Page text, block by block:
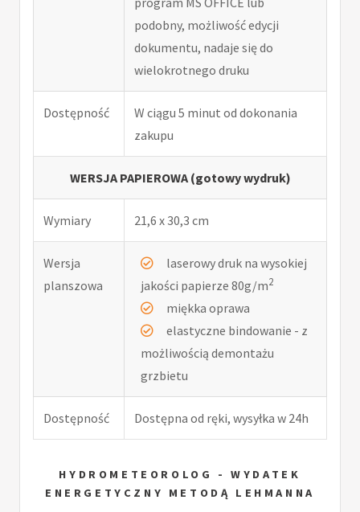
podobny, możliwość edycji
dokumentu, nadaje się do
wielokrotnego druku
Dostępność
W ciągu 5 minut od dokonania
zakupu
WERSJA PAPIEROWA (gotowy wydruk)
Wymiary 21,6 x 30,3 cm
Wersja
planszowa
laserowy druk na wysokiej
jakości papierze 80g/m2
miękka oprawa
elastyczne bindowanie - z
możliwością demontażu
grzbietu
Dostępność Dostępna od ręki, wysyłka w 24h
HYDROMETEOROLOG - WYDATEK
ENERGETYCZNY METODĄ LEHMANNA